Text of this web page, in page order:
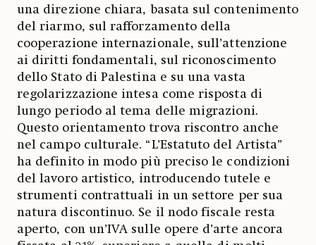
una direzione chiara, basata sul contenimento
del riarmo, sul rafforzamento della
cooperazione internazionale, sull’attenzione
ai diritti fondamentali, sul riconoscimento
dello Stato di Palestina e su una vasta
regolarizzazione intesa come risposta di
lungo periodo al tema delle migrazioni.
Questo orientamento trova riscontro anche
nel campo culturale. “L’Estatuto del Artista”
ha definito in modo più preciso le condizioni
del lavoro artistico, introducendo tutele e
strumenti contrattuali in un settore per sua
natura discontinuo. Se il nodo fiscale resta
aperto, con un’IVA sulle opere d’arte ancora